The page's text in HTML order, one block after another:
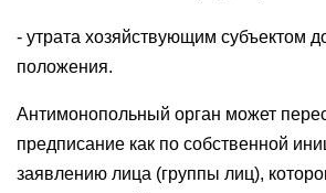
- утрата хозяйствующим субъектом
положения.
Антимонопольный орган может
предписание как по собственной
заявлению лица (группы лиц),